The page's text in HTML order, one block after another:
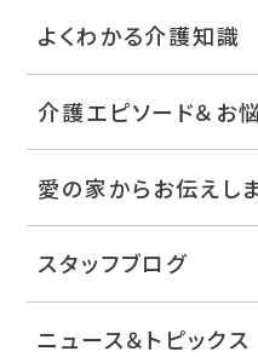
よくわかる介護知識
介護エピソード＆お
愛の家からお伝えし
スタッフブログ
ニュース＆トピックス